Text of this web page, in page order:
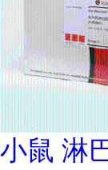
小鼠 淋